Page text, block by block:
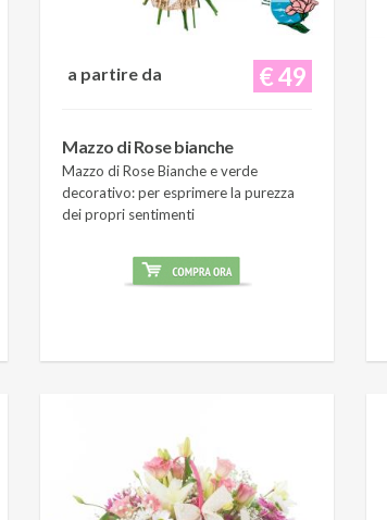
€ 49
a partire da
Mazzo di Rose bianche
Mazzo di Rose Bianche e verde
decorativo: per esprimere la purezza
dei propri sentimenti